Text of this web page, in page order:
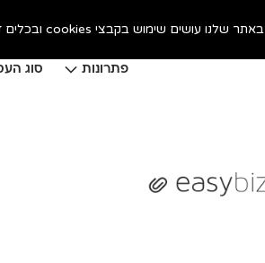
פתרונות סוג
באתר שלנו עושים שימוש בקבצי cookies ובכלים דומים, כדי לשפר את חווית הגלישה. המשך גלישתך באתר מהווה הסכמה לכך. אפשר לקרוא על זה